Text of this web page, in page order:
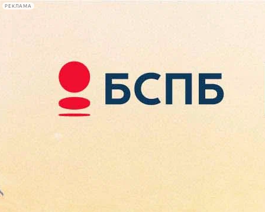
РЕКЛАМА
Сегодня:
2026.08.09
02:56
Афиша Plus